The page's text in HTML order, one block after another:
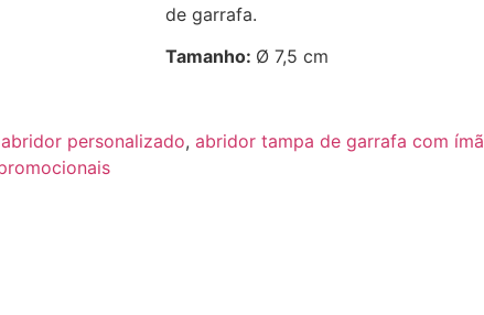
de garrafa.
Tamanho: Ø 7,5 cm
abridor personalizado, abridor tampa de garrafa com ímã